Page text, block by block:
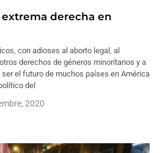
derecha en
con adioses al aborto legal, al
derechos de géneros minoritarios y a
ser el futuro de muchos países en América
del
2020